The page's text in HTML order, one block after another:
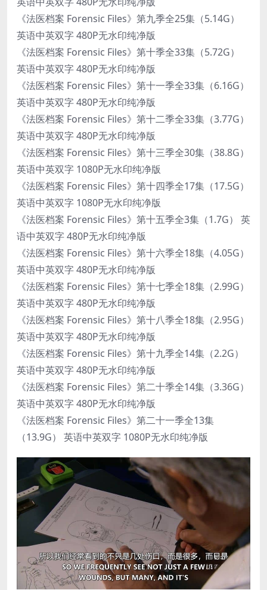
《法医档案 Forensic Files》第九季全25集（5.14G）
英语中英双字 480P无水印纯净版
《法医档案 Forensic Files》第十季全33集（5.72G）
英语中英双字 480P无水印纯净版
《法医档案 Forensic Files》第十一季全33集（6.16G）
英语中英双字 480P无水印纯净版
《法医档案 Forensic Files》第十二季全33集（3.77G）
英语中英双字 480P无水印纯净版
《法医档案 Forensic Files》第十三季全30集（38.8G）
英语中英双字 1080P无水印纯净版
《法医档案 Forensic Files》第十四季全17集（17.5G）
英语中英双字 1080P无水印纯净版
《法医档案 Forensic Files》第十五季全3集（1.7G） 英
语中英双字 480P无水印纯净版
《法医档案 Forensic Files》第十六季全18集（4.05G）
英语中英双字 480P无水印纯净版
《法医档案 Forensic Files》第十七季全18集（2.99G）
英语中英双字 480P无水印纯净版
《法医档案 Forensic Files》第十八季全18集（2.95G）
英语中英双字 480P无水印纯净版
《法医档案 Forensic Files》第十九季全14集（2.2G）
英语中英双字 480P无水印纯净版
《法医档案 Forensic Files》第二十季全14集（3.36G）
英语中英双字 480P无水印纯净版
《法医档案 Forensic Files》第二十一季全13集
（13.9G） 英语中英双字 1080P无水印纯净版